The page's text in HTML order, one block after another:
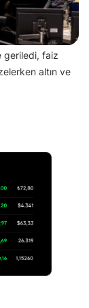
geriledi, faiz
altın ve